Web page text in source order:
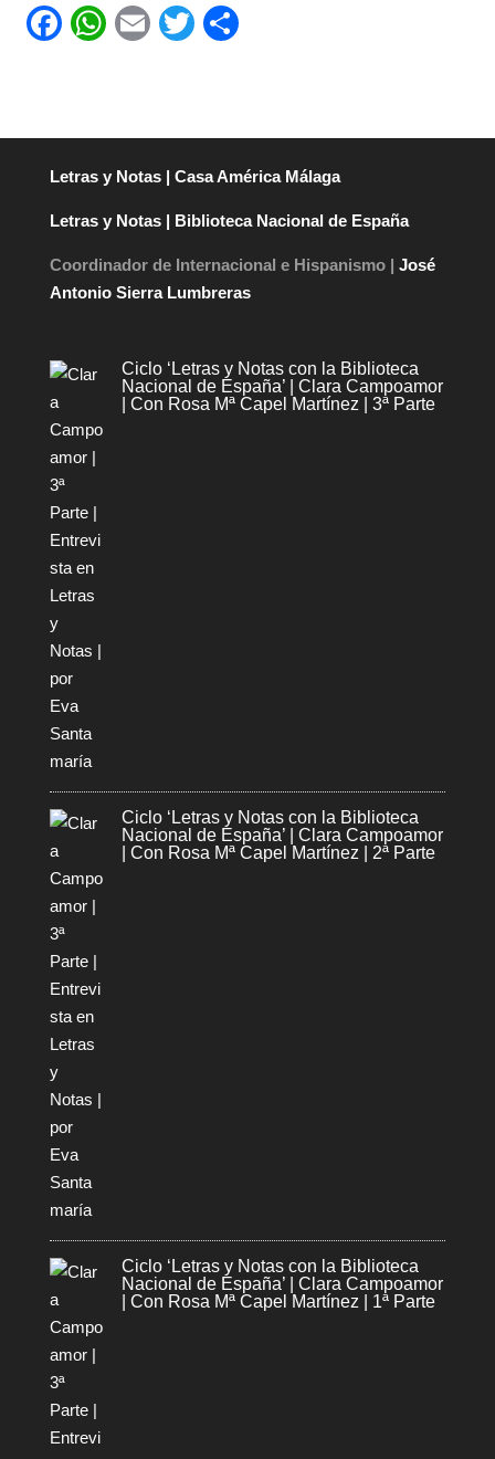
F
e
b
o
k
W
s
A
p
E
T
er p
ar
Letras y Notas | Casa América Málaga
Letras y Notas | Biblioteca Nacional de España
Coordinador de Internacional e Hispanismo | José
Antonio Sierra Lumbreras
Ciclo ‘Letras y Notas con la Biblioteca
Nacional de España’ | Clara Campoamor
| Con Rosa Mª Capel Martínez | 3ª Parte
Ciclo ‘Letras y Notas con la Biblioteca
Nacional de España’ | Clara Campoamor
| Con Rosa Mª Capel Martínez | 2ª Parte
Ciclo ‘Letras y Notas con la Biblioteca
Nacional de España’ | Clara Campoamor
| Con Rosa Mª Capel Martínez | 1ª Parte